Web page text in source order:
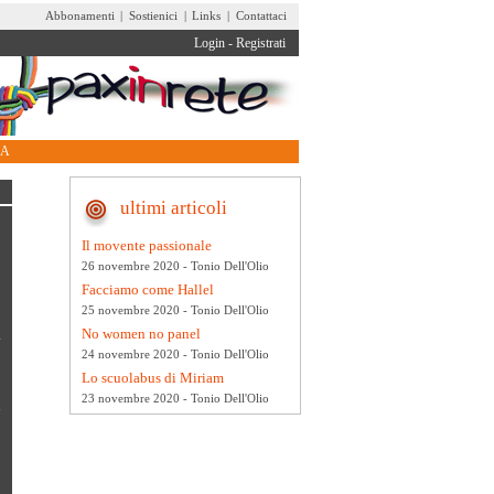
Abbonamenti | Sostienici | Links | Contattaci
Login - Registrati
ultimi articoli
Il movente passionale
26 novembre 2020 - Tonio Dell'Olio
Facciamo come Hallel
25 novembre 2020 - Tonio Dell'Olio
No women no panel
24 novembre 2020 - Tonio Dell'Olio
Lo scuolabus di Miriam
23 novembre 2020 - Tonio Dell'Olio